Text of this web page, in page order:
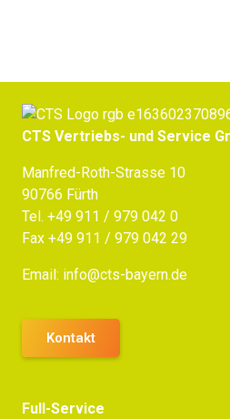
CTS Vertriebs- und Service
Manfred-Roth-Strasse 10
90766 Fürth
Tel. +49 911 / 979 042 0
Fax +49 911 / 979 042 29
Email: info@cts-bayern.de
Kontakt
Full-Service